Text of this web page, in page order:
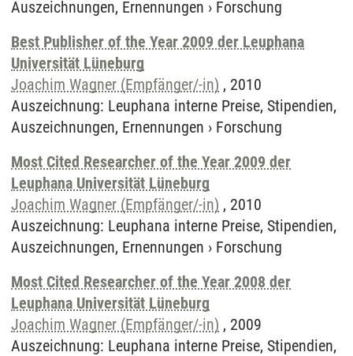
Auszeichnungen, Ernennungen › Forschung
Best Publisher of the Year 2009 der Leuphana
Universität Lüneburg
Joachim Wagner (Empfänger/-in) , 2010
Auszeichnung: Leuphana interne Preise, Stipendien,
Auszeichnungen, Ernennungen › Forschung
Most Cited Researcher of the Year 2009 der
Leuphana Universität Lüneburg
Joachim Wagner (Empfänger/-in) , 2010
Auszeichnung: Leuphana interne Preise, Stipendien,
Auszeichnungen, Ernennungen › Forschung
Most Cited Researcher of the Year 2008 der
Leuphana Universität Lüneburg
Joachim Wagner (Empfänger/-in) , 2009
Auszeichnung: Leuphana interne Preise, Stipendien,